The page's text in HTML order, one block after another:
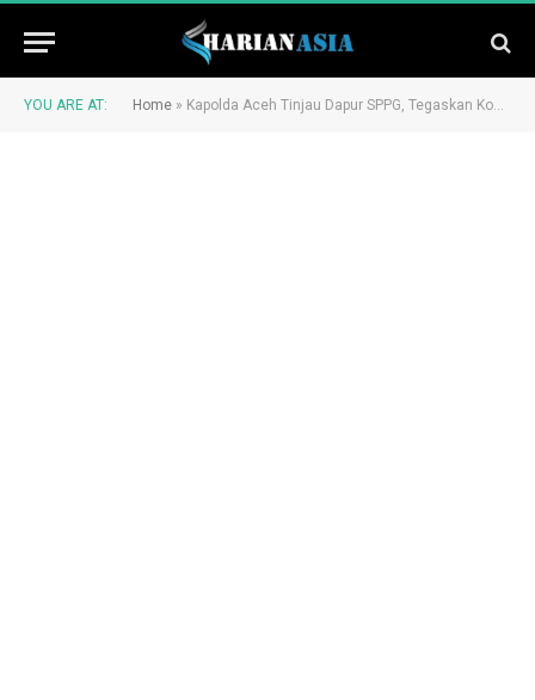
YOU ARE AT: Home » Kapolda Aceh Tinjau Dapur SPPG, Tegaskan Komitmen Dukung Program Nasional